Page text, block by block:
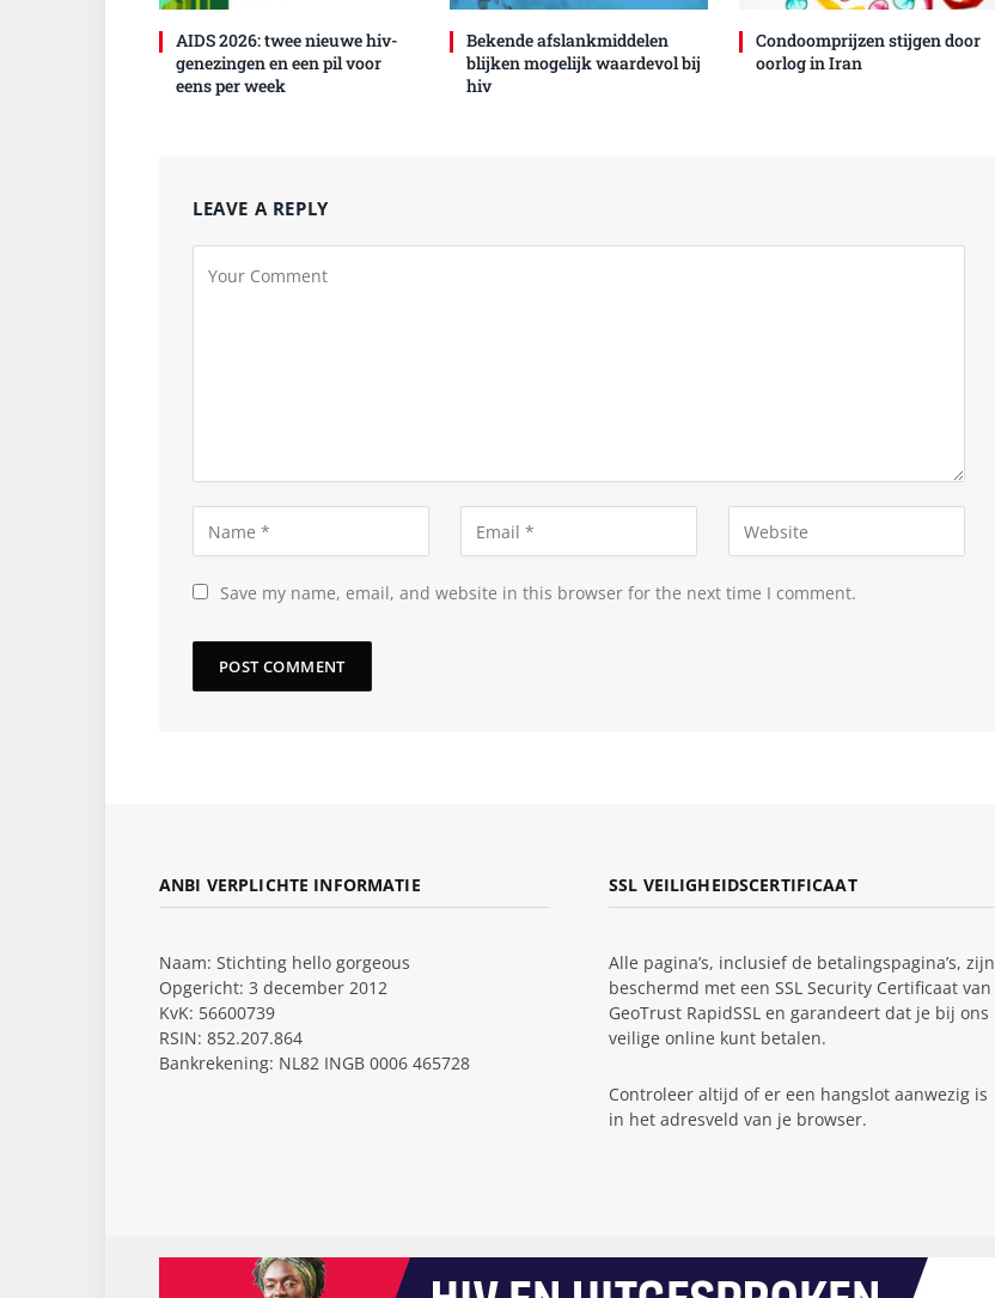
AIDS 2026: twee nieuwe hiv-
genezingen en een pil voor
eens per week
Bekende afslankmiddelen
blijken mogelijk waardevol bij
hiv
Condoomprijzen stijgen door
oorlog in Iran
LEAVE A REPLY
Save my name, email, and website in this browser for the next time I comment.
ANBI VERPLICHTE INFORMATIE
Naam: Stichting hello gorgeous
Opgericht: 3 december 2012
KvK: 56600739
RSIN: 852.207.864
Bankrekening: NL82 INGB 0006 465728
SSL VEILIGHEIDSCERTIFICAAT
Alle pagina’s, inclusief de betalingspagina’s, zijn
beschermd met een SSL Security Certificaat van
GeoTrust RapidSSL en garandeert dat je bij ons
veilige online kunt betalen.
Controleer altijd of er een hangslot aanwezig is
in het adresveld van je browser.